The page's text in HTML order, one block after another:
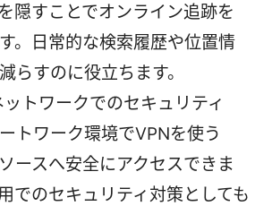
隠すことでオンライン追跡を
。日常的な検索履歴や位置情
らすのに役立ちます。
ットワークでのセキュリティ
トワーク環境でVPNを使う
ースへ安全にアクセスできま
でのセキュリティ対策としても